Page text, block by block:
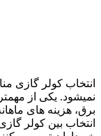
انتخاب کولر گازی
نمیشود. یکی از
برق، هزینه های
انتخاب بین کولر